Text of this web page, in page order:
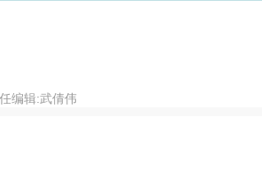
编辑:武倩伟